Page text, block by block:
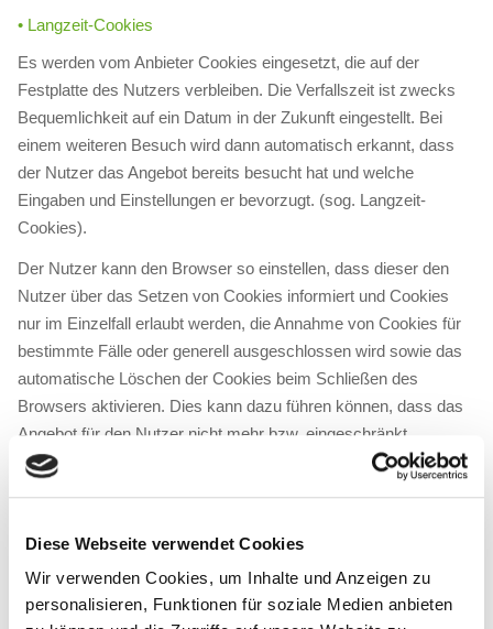
Diese Webseite verwendet Cookies
Wir verwenden Cookies, um Inhalte und Anzeigen zu
personalisieren, Funktionen für soziale Medien anbieten
• Langzeit-Cookies
Es werden vom Anbieter Cookies eingesetzt, die auf der
Festplatte des Nutzers verbleiben. Die Verfallszeit ist zwecks
Bequemlichkeit auf ein Datum in der Zukunft eingestellt. Bei
einem weiteren Besuch wird dann automatisch erkannt, dass
der Nutzer das Angebot bereits besucht hat und welche
Eingaben und Einstellungen er bevorzugt. (sog. Langzeit-
Cookies).
Der Nutzer kann den Browser so einstellen, dass dieser den
Nutzer über das Setzen von Cookies informiert und Cookies
nur im Einzelfall erlaubt werden, die Annahme von Cookies für
bestimmte Fälle oder generell ausgeschlossen wird sowie das
automatische Löschen der Cookies beim Schließen des
Browsers aktivieren. Dies kann dazu führen können, dass das
Angebot für den Nutzer nicht mehr bzw. eingeschränkt
funktioniert. Cookies können dort auch gelöscht werden.
Das Angebot benutzt Google Analytics, einen
Webanalysedienst der Google Inc., 1600 Amphitheatre Parkway
Mountain View, CA 94043, USA. (im folgenden “Google”).